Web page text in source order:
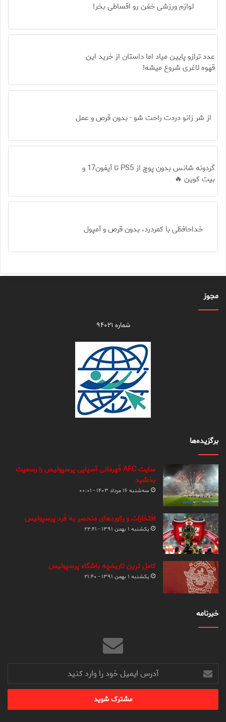
لوازم ورزشی خفن رو اقساطی بخر!
عدد ترازو پایین میاد اما داستان از خرید این
قهوه لاغری شروع میشه!
از شر زانو دردت راحت شو - بدون قرص و عمل
گردونه شانس بدون پوچ از PS5 تا آیفون17 و
بیت کوین 🔥
خداحافظی با کمردرد، بدون قرص و آمپول
مجوز
شماره ۹۴۰۲۱
برگزیده‌ها
سایت AFC قهرمانی آسیایی پرسپولیس را رسمیت
بخشید
سه‌شنبه ۱۶ مرداد ۱۴۰۳ - ۰۰:۰۱
افتخارات و رکوردهای منحصر به فرد پرسپولیس
یکشنبه ۱ بهمن ۱۳۹۱ - ۲۲:۴۱
کامل ترین تاریخچه باشگاه پرسپولیس
یکشنبه ۱ بهمن ۱۳۹۱ - ۲۱:۴۰
خبرنامه
آدرس
ایمیل
خود
وارد